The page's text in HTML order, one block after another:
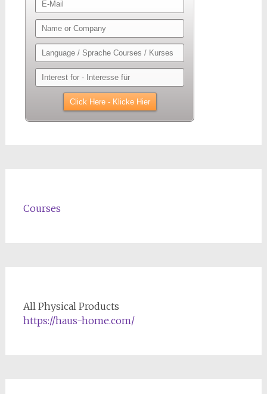
Courses
All Physical Products
https://haus-home.com/